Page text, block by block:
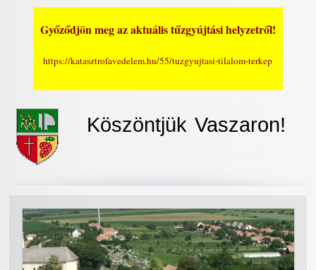
Győződjön meg az aktuális tűzgyújtási helyzetről!
https://katasztrofavedelem.hu/55/tuzgyujtasi-tilalom-terkep
Köszöntjük Vaszaron!